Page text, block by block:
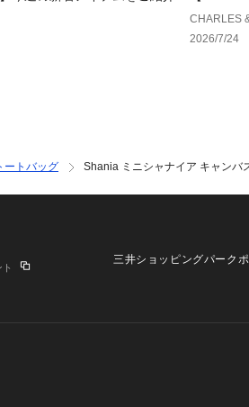
CHARLES
2026/7/24
ートバッグ Shania ミニシャナイア キャンバ
三井ショッピングパークポ